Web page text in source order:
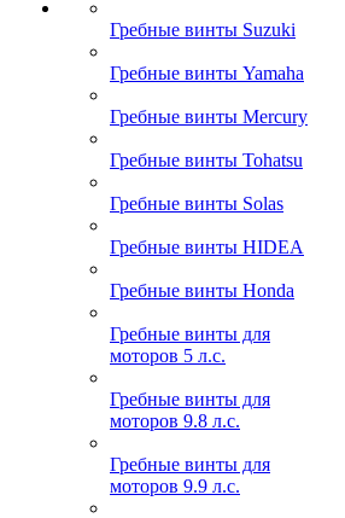
Гребные винты Suzuki
Гребные винты Yamaha
Гребные винты Mercury
Гребные винты Tohatsu
Гребные винты Solas
Гребные винты HIDEA
Гребные винты Honda
Гребные винты для
моторов 5 л.с.
Гребные винты для
моторов 9.8 л.с.
Гребные винты для
моторов 9.9 л.с.